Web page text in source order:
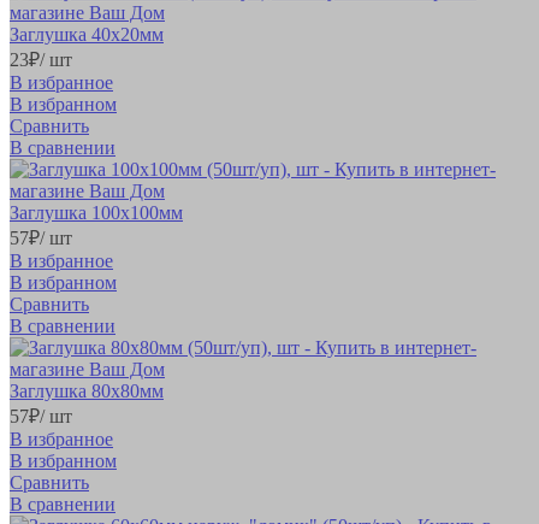
Заглушка 40х20мм
23₽/ шт
В избранное
В избранном
Сравнить
В сравнении
Заглушка 100х100мм
57₽/ шт
В избранное
В избранном
Сравнить
В сравнении
Заглушка 80х80мм
57₽/ шт
В избранное
В избранном
Сравнить
В сравнении